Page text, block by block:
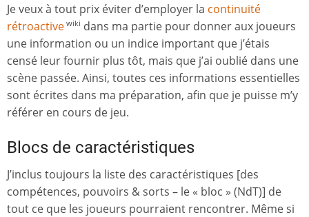
Je veux à tout prix éviter d’employer la continuité
rétroactive wiki dans ma partie pour donner aux joueurs
une information ou un indice important que j’étais
censé leur fournir plus tôt, mais que j’ai oublié dans une
scène passée. Ainsi, toutes ces informations essentielles
sont écrites dans ma préparation, afin que je puisse m’y
référer en cours de jeu.
Blocs de caractéristiques
J’inclus toujours la liste des caractéristiques [des
compétences, pouvoirs & sorts – le « bloc » (NdT)] de
tout ce que les joueurs pourraient rencontrer. Même si